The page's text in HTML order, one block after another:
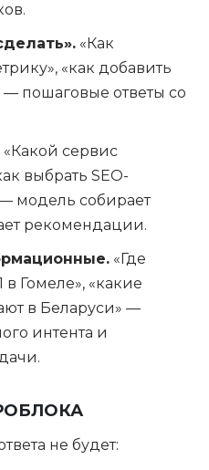
«Как
«как добавить
— пошаговые ответы со
«Какой сервис
выбрать SEO-
модель собирает
рекомендации.
«Где
Гомеле», «какие
в Беларуси» —
интента и
не будет: